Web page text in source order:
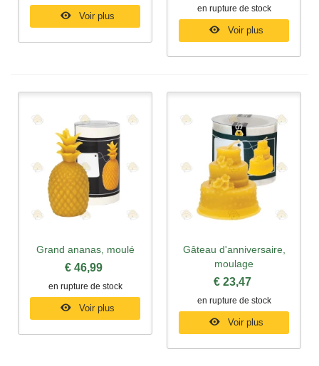
Voir plus
en rupture de stock
Voir plus
Grand ananas, moulé
€ 46,99
en rupture de stock
Voir plus
Gâteau d'anniversaire,
moulage
€ 23,47
en rupture de stock
Voir plus